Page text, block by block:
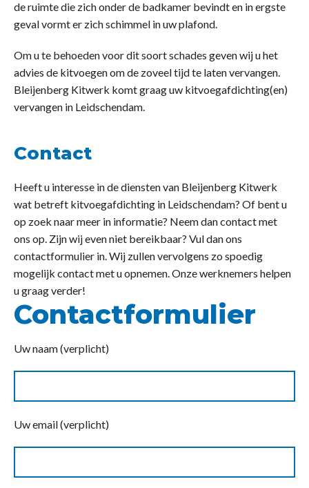
de ruimte die zich onder de badkamer bevindt en in ergste
geval vormt er zich schimmel in uw plafond.
Om u te behoeden voor dit soort schades geven wij u het
advies de kitvoegen om de zoveel tijd te laten vervangen.
Bleijenberg Kitwerk komt graag uw kitvoegafdichting(en)
vervangen in Leidschendam.
Contact
Heeft u interesse in de diensten van Bleijenberg Kitwerk
wat betreft kitvoegafdichting in Leidschendam? Of bent u
op zoek naar meer in informatie? Neem dan contact met
ons op. Zijn wij even niet bereikbaar? Vul dan ons
contactformulier in. Wij zullen vervolgens zo spoedig
mogelijk contact met u opnemen. Onze werknemers helpen
u graag verder!
Contactformulier
Uw naam (verplicht)
Uw email (verplicht)